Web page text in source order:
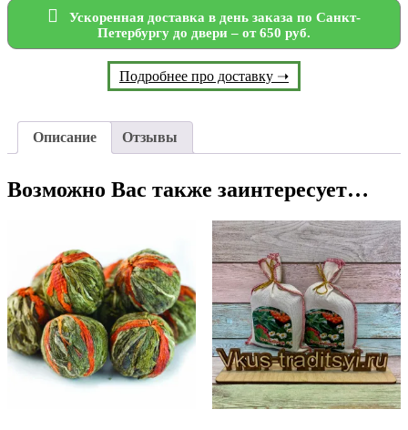
Ускоренная доставка в день заказа по Санкт-
Петербургу до двери – от 650 руб.
Подробнее про доставку ➝
Описание Отзывы
Возможно Вас также заинтересует…